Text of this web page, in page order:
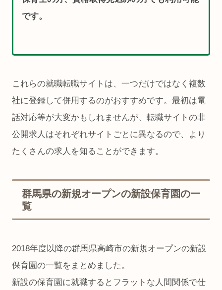
です。
これらの就職転職サイトは、一つだけではなく複数
社に登録して併用するのがおすすめです。最初は電
話対応等が大変かもしれませんが、転職サイトの非
公開求人はそれぞれサイトごとに異なるので、より
たくさんの求人を知ることができます。
群馬県の新規オープンの新設保育園の一
覧
2018年度以降の群馬県高崎市の新規オープンの新設
保育園の一覧をまとめました。
新設の保育園に就職するとフラットな人間関係で仕